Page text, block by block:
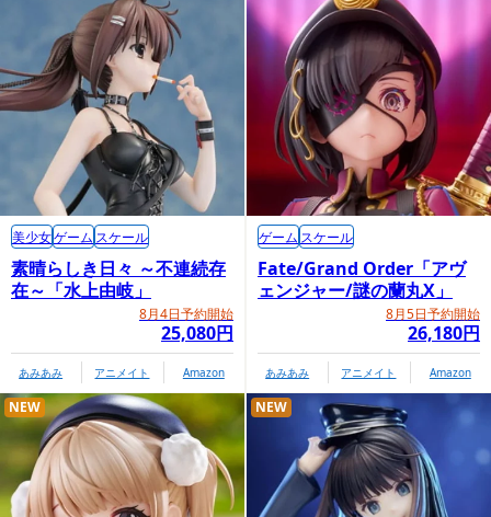
素晴らしき日々 ～不連続存
在～「水上由岐」
8月4日予約開始
25,080円
美少女ゲーム スケール
あみあみ アニメイト Amazon
Fate/Grand Order「アヴ
ェンジャー/謎の蘭丸X」
8月5日予約開始
26,180円
ゲーム スケール
あみあみ アニメイト Amazon
NEW NEW